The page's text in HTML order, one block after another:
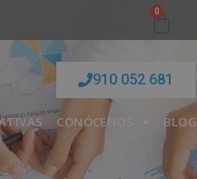
0
910 052 681
CONÓCENOS BLOG